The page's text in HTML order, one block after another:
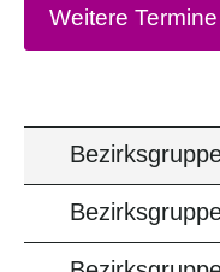
Weitere Termine